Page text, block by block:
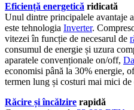
Eficiență energetică ridicată
Unul dintre principalele avantaje
este tehnologia Inverter.
vitezei în funcție de necesarul de
consumul de energie și uzura
aparatele convenționale on/off,
economisi până la 30% energie,
termen lung și costuri mai mici de
Răcire și încălzire rapidă